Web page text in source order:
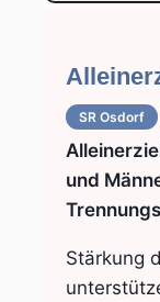
SR Osdorf
und
Stärkung